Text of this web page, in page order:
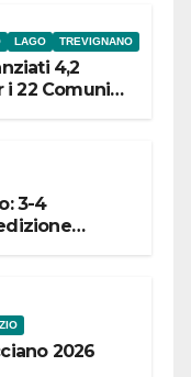
LAGO TREVIGNANO
4,2
22 Comuni
3-4
2026